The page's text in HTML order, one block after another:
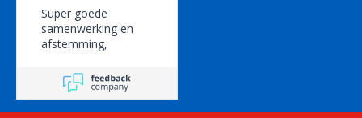
Super goede
samenwerking en
afstemming,